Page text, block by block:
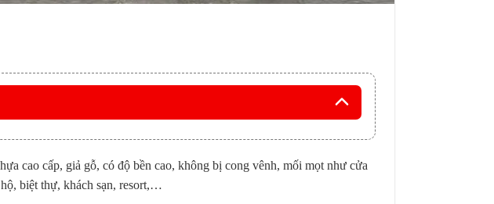
cao cấp, giả gỗ, có độ bền cao, không bị cong vênh, mối mọt như cửa
biệt thự, khách sạn, resort,…